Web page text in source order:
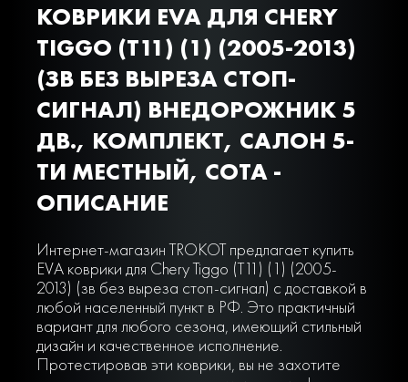
КОВРИКИ EVA ДЛЯ CHERY
TIGGO (T11) (1) (2005-2013)
(ЗВ БЕЗ ВЫРЕЗА СТОП-
СИГНАЛ) ВНЕДОРОЖНИК 5
ДВ., КОМПЛЕКТ, САЛОН 5-
ТИ МЕСТНЫЙ, СОТА -
ОПИСАНИЕ
Интернет-магазин TROKOT предлагает купить
EVA коврики для Chery Tiggo (T11) (1) (2005-
2013) (зв без выреза стоп-сигнал) с доставкой в
любой населенный пункт в РФ. Это практичный
вариант для любого сезона, имеющий стильный
дизайн и качественное исполнение.
Протестировав эти коврики, вы не захотите